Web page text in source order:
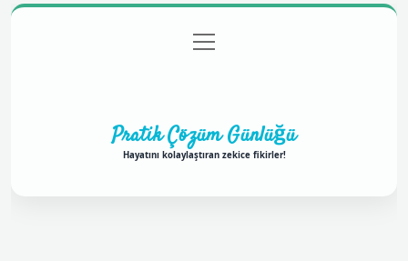
Gizlilik Politikası
menüyü
aç
Pratik Çözüm Günlüğü
Hayatını kolaylaştıran zekice fikirler!